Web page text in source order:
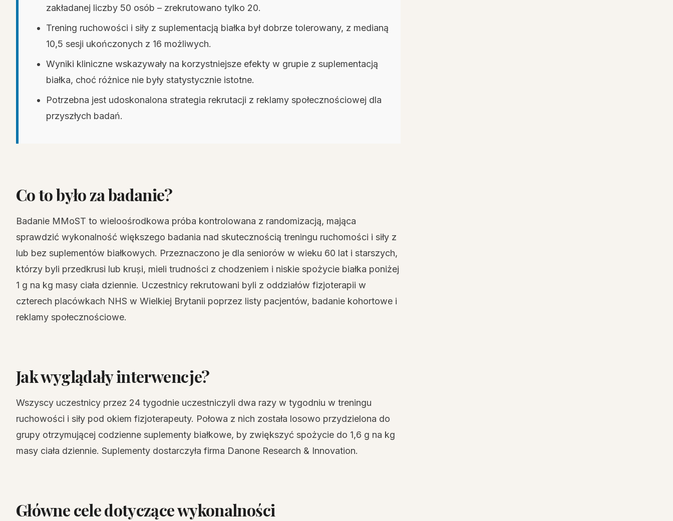
zakładanej liczby 50 osób – zrekrutowano tylko 20.
Trening ruchowości i siły z suplementacją białka był dobrze tolerowany, z medianą
10,5 sesji ukończonych z 16 możliwych.
Wyniki kliniczne wskazywały na korzystniejsze efekty w grupie z suplementacją
białka, choć różnice nie były statystycznie istotne.
Potrzebna jest udoskonalona strategia rekrutacji z reklamy społecznościowej dla
przyszłych badań.
Co to było za badanie?
Badanie MMoST to wieloośrodkowa próba kontrolowana z randomizacją, mająca
sprawdzić wykonalność większego badania nad skutecznością treningu ruchomości i siły z
lub bez suplementów białkowych. Przeznaczono je dla seniorów w wieku 60 lat i starszych,
którzy byli przedkrusi lub kruși, mieli trudności z chodzeniem i niskie spożycie białka poniżej
1 g na kg masy ciała dziennie. Uczestnicy rekrutowani byli z oddziałów fizjoterapii w
czterech placówkach NHS w Wielkiej Brytanii poprzez listy pacjentów, badanie kohortowe i
reklamy społecznościowe.
Jak wyglądały interwencje?
Wszyscy uczestnicy przez 24 tygodnie uczestniczyli dwa razy w tygodniu w treningu
ruchowości i siły pod okiem fizjoterapeuty. Połowa z nich została losowo przydzielona do
grupy otrzymującej codzienne suplementy białkowe, by zwiększyć spożycie do 1,6 g na kg
masy ciała dziennie. Suplementy dostarczyła firma Danone Research & Innovation.
Główne cele dotyczące wykonalności